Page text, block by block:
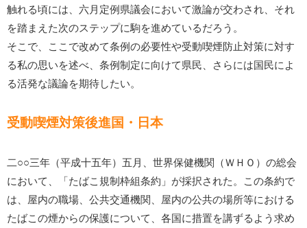
触れる頃には、六月定例県議会において激論が交わされ、それ
を踏まえた次のステップに駒を進めているだろう。
そこで、ここで改めて条例の必要性や受動喫煙防止対策に対す
る私の思いを述べ、条例制定に向けて県民、さらには国民によ
る活発な議論を期待したい。
受動喫煙対策後進国・日本
二○○三年（平成十五年）五月、世界保健機関（ＷＨＯ）の総会
において、「たばこ規制枠組条約」が採択された。この条約で
は、屋内の職場、公共交通機関、屋内の公共の場所等における
たばこの煙からの保護について、各国に措置を講ずるよう求め